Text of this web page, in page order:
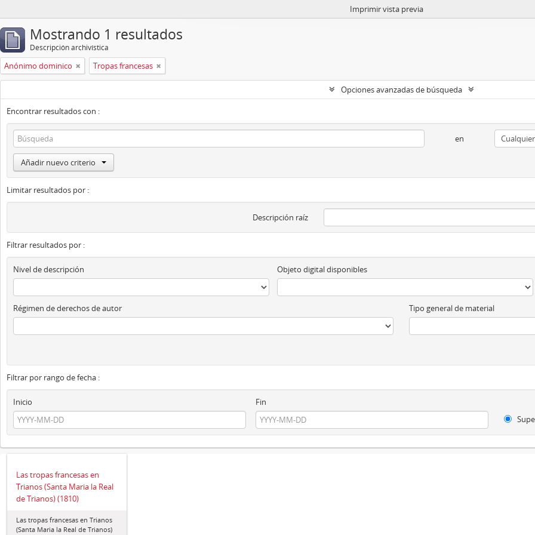
Imprimir vista previa
Mostrando 1 resultados
Descripción archivística
Anónimo dominico Tropas francesas
Opciones avanzadas de búsqueda
Encontrar resultados con :
en
Añadir nuevo criterio
Limitar resultados por :
Descripción raíz
Filtrar resultados por :
Nivel de descripción Objeto digital disponibles
Régimen de derechos de autor Tipo general de material
Filtrar por rango de fecha :
Inicio
Fin
Las tropas francesas en
Trianos (Santa Maria la Real
de Trianos) (1810)
Las tropas francesas en Trianos
(Santa Maria la Real de Trianos)